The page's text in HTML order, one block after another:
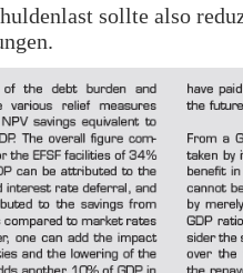
sollte also